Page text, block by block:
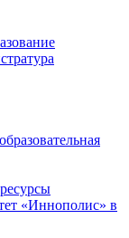
«Иннополис» в